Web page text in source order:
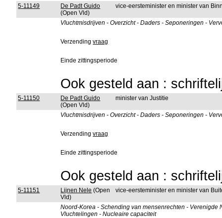
5-11149
De Padt Guido
(Open Vld)
vice-eersteminister en minister van
Vluchtmisdrijven - Overzicht - Daders - Seponeringen -
Verzendingvraag
Einde zittingsperiode
Ook gesteld aan :
5-11150
De Padt Guido
(Open Vld)
minister van Justitie
Vluchtmisdrijven - Overzicht - Daders - Seponeringen -
Verzendingvraag
Einde zittingsperiode
Ook gesteld aan :
5-11151 Lijnen Nele (Open
Vld)
vice-eersteminister en minister van
Noord-Korea - Schending van mensenrechten -
Vluchtelingen - Nucleaire capaciteit